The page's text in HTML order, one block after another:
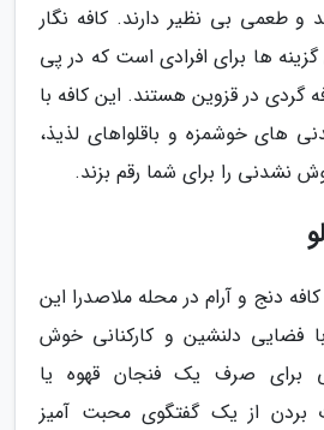
و طعمی بی نظیر دارند. کافه نگار
گزینه ها برای افرادی است که در پی
گردی در قزوین هستند. این کافه با
های خوشمزه و باقلواهای لذیذ،
نشدنی را برای شما رقم بزند.
دنج و آرام در محله ملاصدرا این
فضایی دلنشین و کارکنانی خوش
برای صرف یک فنجان قهوه یا
بردن از یک گفتگوی محبت آمیز